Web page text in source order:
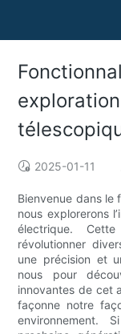
2025-01-11
Bienvenue dans le
nous explorerons
électrique.
révolutionner
une précision et
nous pour
innovantes de cet
façonne notre
environnement.